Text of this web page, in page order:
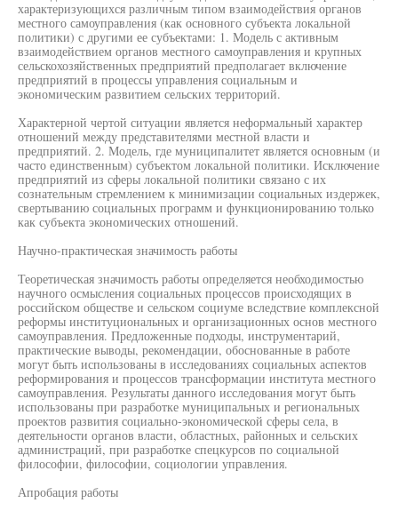
характеризующихся различным типом взаимодействия органов
местного самоуправления (как основного субъекта локальной
политики) с другими ее субъектами: 1. Модель с активным
взаимодействием органов местного самоуправления и крупных
сельскохозяйственных предприятий предполагает включение
предприятий в процессы управления социальным и
экономическим развитием сельских территорий.
Характерной чертой ситуации является неформальный характер
отношений между представителями местной власти и
предприятий. 2. Модель, где муниципалитет является основным (и
часто единственным) субъектом локальной политики. Исключение
предприятий из сферы локальной политики связано с их
сознательным стремлением к минимизации социальных издержек,
свертыванию социальных программ и функционированию только
как субъекта экономических отношений.
Научно-практическая значимость работы
Теоретическая значимость работы определяется необходимостью
научного осмысления социальных процессов происходящих в
российском обществе и сельском социуме вследствие комплексной
реформы институциональных и организационных основ местного
самоуправления. Предложенные подходы, инструментарий,
практические выводы, рекомендации, обоснованные в работе
могут быть использованы в исследованиях социальных аспектов
реформирования и процессов трансформации института местного
самоуправления. Результаты данного исследования могут быть
использованы при разработке муниципальных и региональных
проектов развития социально-экономической сферы села, в
деятельности органов власти, областных, районных и сельских
администраций, при разработке спецкурсов по социальной
философии, философии, социологии управления.
Апробация работы